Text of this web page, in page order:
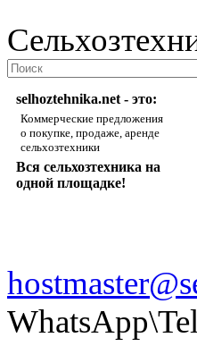
selhoztehnika.net - это:
Коммерческие предложения
о покупке, продаже, аренде
сельхозтехники
Вся сельхозтехника на
одной площадке!